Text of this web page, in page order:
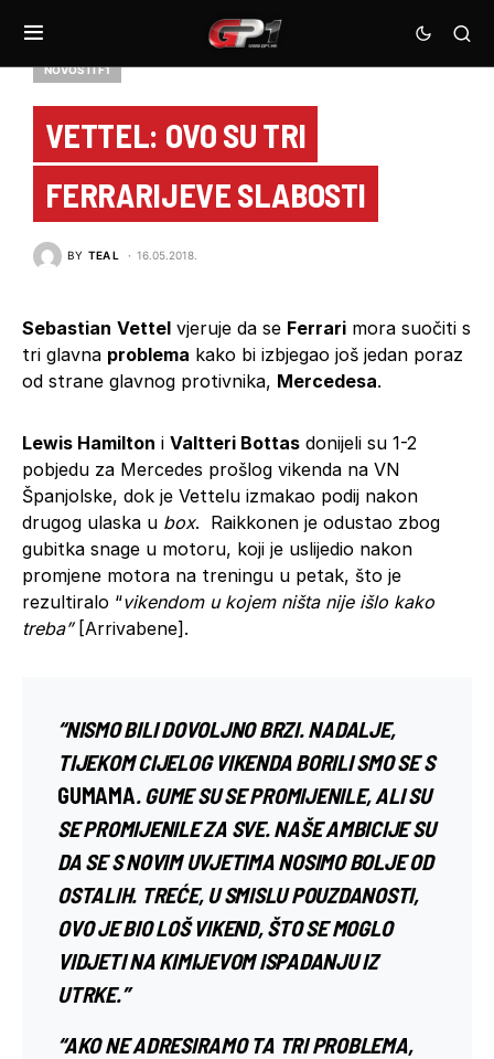
NOVOSTI F1
VETTEL: OVO SU TRI
FERRARIJEVE SLABOSTI
BY TEA L 16.05.2018.
Sebastian Vettel vjeruje da se Ferrari mora suočiti s
tri glavna problema kako bi izbjegao još jedan poraz
od strane glavnog protivnika, Mercedesa.
Lewis Hamilton i Valtteri Bottas donijeli su 1-2
pobjedu za Mercedes prošlog vikenda na VN
Španjolske, dok je Vettelu izmakao podij nakon
drugog ulaska u box. Raikkonen je odustao zbog
gubitka snage u motoru, koji je uslijedio nakon
promjene motora na treningu u petak, što je
rezultiralo “vikendom u kojem ništa nije išlo kako
treba”[Arrivabene].
“NISMO BILI DOVOLJNO BRZI. NADALJE,
TIJEKOM CIJELOG VIKENDA BORILI SMO SE S
GUMAMA. GUME SU SE PROMIJENILE, ALI SU
SE PROMIJENILE ZA SVE. NAŠE AMBICIJE SU
DA SE S NOVIM UVJETIMA NOSIMO BOLJE OD
OSTALIH. TREĆE, U SMISLU POUZDANOSTI,
OVO JE BIO LOŠ VIKEND, ŠTO SE MOGLO
VIDJETI NA KIMIJEVOM ISPADANJU IZ
UTRKE.”
“AKO NE ADRESIRAMO TA TRI PROBLEMA,